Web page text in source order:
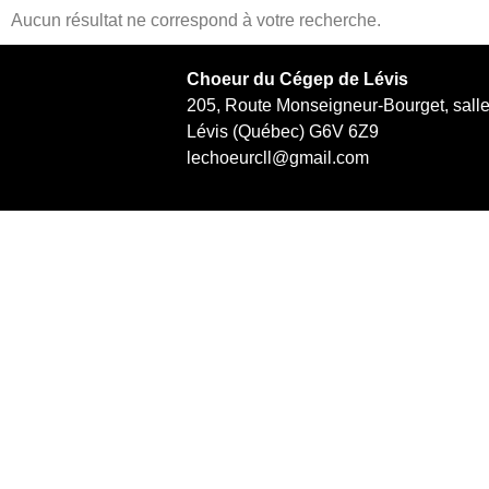
Aucun résultat ne correspond à votre recherche.
Choeur du Cégep de Lévis
205, Route Monseigneur-Bourget,
Lévis (Québec) G6V 6Z9
lechoeurcll@gmail.com